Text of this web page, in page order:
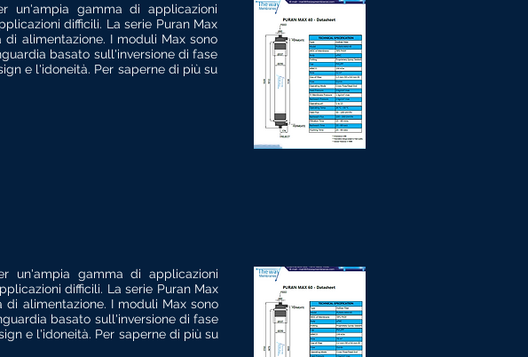
un'ampia gamma di applicazioni
difficili. La serie Puran Max
alimentazione. I moduli Max sono
basato sull'inversione di fase
e l'idoneità. Per saperne di più su
un'ampia gamma di applicazioni
difficili. La serie Puran Max
alimentazione. I moduli Max sono
basato sull'inversione di fase
e l'idoneità. Per saperne di più su